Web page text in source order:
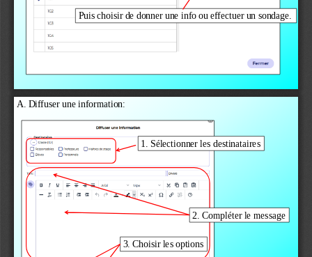
Puis choisir de donner une info ou effectuer un sondage.
A. Diffuser une information:
1. Sélectionner les destinataires
2. Compléter le message
3. Choisir les options